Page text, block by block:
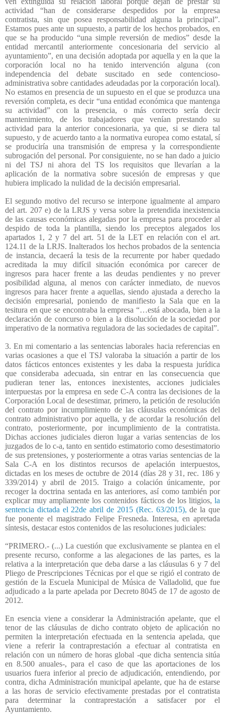
actividad “han de considerarse despedidos por la empresa
contratista, sin que posea responsabilidad alguna la principal”.
Estamos pues ante un supuesto, a partir de los hechos probados, en
que se ha producido “una simple reversión de medios” desde la
entidad mercantil anteriormente concesionaria del servicio al
ayuntamiento”, en una decisión adoptada por aquella y en la que la
corporación local no ha tenido intervención alguna (con
independencia del debate suscitado en sede contencioso-
administrativa sobre cantidades adeudadas por la corporación local).
No estamos en presencia de un supuesto en el que se produzca una
reversión completa, es decir “una entidad económica que mantenga
su actividad” con la presencia, o más correcto sería decir
mantenimiento, de los trabajadores que venían prestando su
actividad para la anterior concesionaria, ya que, si se diera tal
supuesto, y de acuerdo tanto a la normativa europea como estatal, sí
se produciría una transmisión de empresa y la correspondiente
subrogación del personal. Por consiguiente, no se han dado a juicio
ni del TSJ ni ahora del TS los requisitos que llevarían a la
aplicación de la normativa sobre sucesión de empresas y que
hubiera implicado la nulidad de la decisión empresarial.
El segundo motivo del recurso se interpone igualmente al amparo
del art. 207 e) de la LRJS y versa sobre la pretendida inexistencia
de las causas económicas alegadas por la empresa para proceder al
despido de toda la plantilla, siendo los preceptos alegados los
apartados 1, 2 y 7 del art. 51 de la LET en relación con el art.
124.11 de la LRJS. Inalterados los hechos probados de la sentencia
de instancia, decaerá la tesis de la recurrente por haber quedado
acreditada la muy difícil situación económica por carecer de
ingresos para hacer frente a las deudas pendientes y no prever
posibilidad alguna, al menos con carácter inmediato, de nuevos
ingresos para hacer frente a aquellas, siendo ajustada a derecho la
decisión empresarial, poniendo de manifiesto la Sala que en la
tesitura en que se encontraba la empresa “…está abocada, bien a la
declaración de concurso o bien a la disolución de la sociedad por
imperativo de la normativa reguladora de las sociedades de capital”.
3. En mi comentario a las sentencias laborales hacia referencias en
varias ocasiones a que el TSJ valoraba la situación a partir de los
datos fácticos entonces existentes y les daba la respuesta jurídica
que consideraba adecuada, sin entrar en las consecuencia que
pudieran tener las, entonces inexistentes, acciones judiciales
interpuestas por la empresa en sede C-A contra las decisiones de la
Corporación Local de desestimar, primero, la petición de resolución
del contrato por incumplimiento de las cláusulas económicas del
contrato administrativo por aquella, y de acordar la resolución del
contrato, posteriormente, por incumplimiento de la contratista.
Dichas acciones judiciales dieron lugar a varias sentencias de los
juzgados de lo c-a, tanto en sentido estimatorio como desestimatorio
de sus pretensiones, y posteriormente a otras varias sentencias de la
Sala C-A en los distintos recursos de apelación interpuestos,
dictadas en los meses de octubre de 2014 (días 28 y 31, rec. 186 y
339/2014) y abril de 2015. Traigo a colación únicamente, por
recoger la doctrina sentada en las anteriores, así como también por
explicar muy ampliamente los contenidos fácticos de los litigios, la
sentencia dictada el 22de abril de 2015 (Rec. 63/2015), de la que
fue ponente el magistrado Felipe Fresneda. Interesa, en apretada
síntesis, destacar estos contenidos de las resoluciones judiciales:
“PRIMERO.- (...) La cuestión que exclusivamente se plantea en el
presente recurso, conforme a las alegaciones de las partes, es la
relativa a la interpretación que deba darse a las cláusulas 6 y 7 del
Pliego de Prescripciones Técnicas por el que se rigió el contrato de
gestión de la Escuela Municipal de Música de Valladolid, que fue
adjudicado a la parte apelada por Decreto 8045 de 17 de agosto de
2012.
En esencia viene a considerar la Administración apelante, que el
tenor de las cláusulas de dicho contrato objeto de aplicación no
permiten la interpretación efectuada en la sentencia apelada, que
viene a referir la contraprestación a efectuar al contratista en
relación con un número de horas global -que dicha sentencia sitúa
en 8.500 anuales-, para el caso de que las aportaciones de los
usuarios fuera inferior al precio de adjudicación, entendiendo, por
contra, dicha Administración municipal apelante, que ha de estarse
a las horas de servicio efectivamente prestadas por el contratista
para determinar la contraprestación a satisfacer por el
Ayuntamiento.